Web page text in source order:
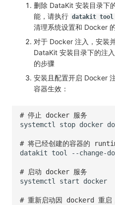
删除 DataKit 安装目录下
能，请执行 datakit tool
清理系统设置和 Docker 的
对于 Docker 注入，安装
DataKit 安装目录下的注
的步骤
安装且配置开启 Docker
容器生效：
# 停止 docker 服务
systemctl
stop docker
# 将已经创建的容器的
datakit
tool --change-
# 启动 docker 服务
systemctl
start
# 重新启动因 dockerd 重启